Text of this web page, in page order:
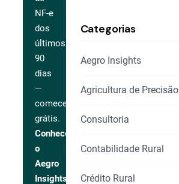
NF-e
dos
últimos
90
dias
—
comece
grátis.
Conhecer
o
Aegro
Insights
Categorias
Aegro Insights
Agricultura de Precisão
Consultoria
Contabilidade Rural
Crédito Rural